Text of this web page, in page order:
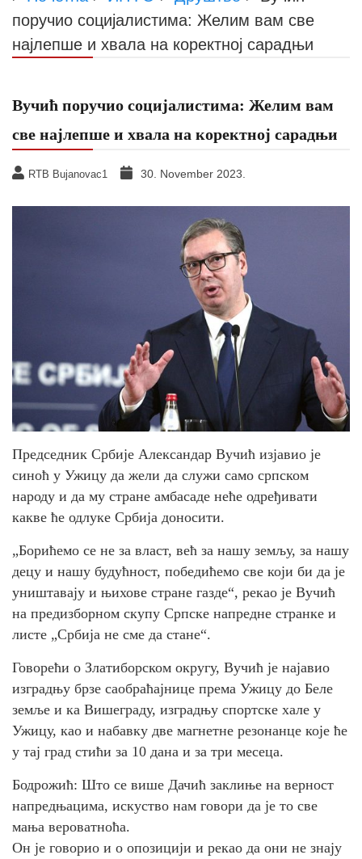
поручио социјалистима: Желим вам све
најлепше и хвала на коректној сарадњи
Вучић поручио социјалистима: Желим вам
све најлепше и хвала на коректној сарадњи
RTB Bujanovac1 30. November 2023.
Председник Србије Александар Вучић изјавио је
синоћ у Ужицу да жели да служи само српском
народу и да му стране амбасаде неће одређивати
какве ће одлуке Србија доносити.
„Борићемо се не за власт, већ за нашу земљу, за нашу
децу и нашу будућност, победићемо све који би да је
уништавају и њихове стране газде“, рекао је Вучић
на предизборном скупу Српске напредне странке и
листе „Србија не сме да стане“.
Говорећи о Златиборском округу, Вучић је најавио
изградњу брзе саобраћајнице према Ужицу до Беле
земље и ка Вишеграду, изградњу спортске хале у
Ужицу, као и набавку две магнетне резонанце које ће
у тај град стићи за 10 дана и за три месеца.
Бодрожић: Што се више Дачић заклиње на верност
напредњацима, искуство нам говори да је то све
мања вероватноћа.
Он је говорио и о опозицији и рекао да они не знају